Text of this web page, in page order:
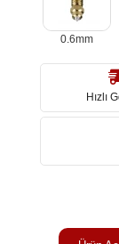
0.6mm
Hızlı